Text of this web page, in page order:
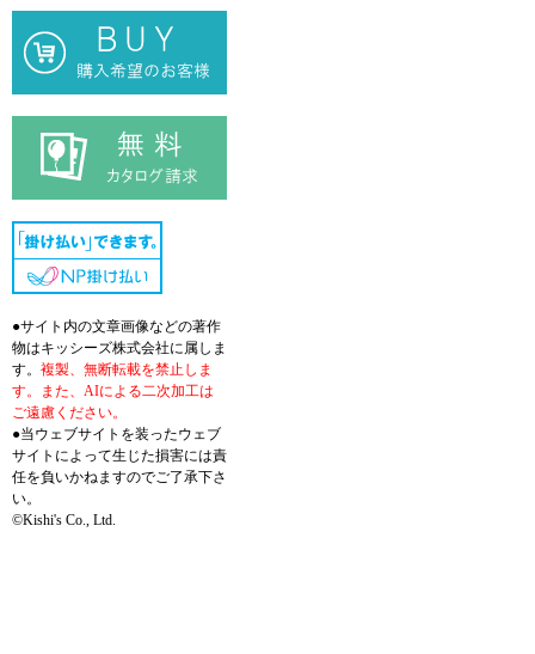
●サイト内の文章画像などの著作
物はキッシーズ株式会社に属しま
す。 複製、無断転載を禁止しま
す。また、AIによる二次加工は
ご遠慮ください。
●当ウェブサイトを装ったウェブ
サイトによって生じた損害には責
任を負いかねますのでご了承下さ
い。
©Kishi's Co., Ltd.